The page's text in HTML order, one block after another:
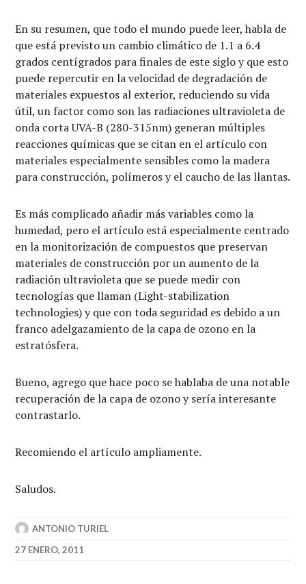
En su resumen, que todo el mundo puede leer, habla de
que está previsto un cambio climático de 1.1 a 6.4
grados centígrados para finales de este siglo y que esto
puede repercutir en la velocidad de degradación de
materiales expuestos al exterior, reduciendo su vida
útil, un factor como son las radiaciones ultravioleta de
onda corta UVA-B (280-315nm) generan múltiples
reacciones químicas que se citan en el artículo con
materiales especialmente sensibles como la madera
para construcción, polímeros y el caucho de las llantas.
Es más complicado añadir más variables como la
humedad, pero el artículo está especialmente centrado
en la monitorización de compuestos que preservan
materiales de construcción por un aumento de la
radiación ultravioleta que se puede medir con
tecnologías que llaman (Light-stabilization
technologies) y que con toda seguridad es debido a un
franco adelgazamiento de la capa de ozono en la
estratósfera.
Bueno, agrego que hace poco se hablaba de una notable
recuperación de la capa de ozono y sería interesante
contrastarlo.
Recomiendo el artículo ampliamente.
Saludos.
ANTONIO TURIEL
27 ENERO, 2011